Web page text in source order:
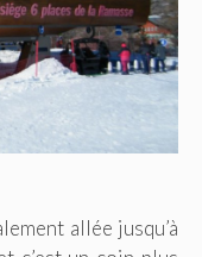
allée jusqu’à